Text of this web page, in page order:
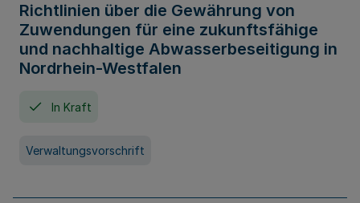
Richtlinien über die Gewährung von
Zuwendungen für eine zukunftsfähige
und nachhaltige Abwasserbeseitigung in
Nordrhein-Westfalen
In Kraft
Verwaltungsvorschrift